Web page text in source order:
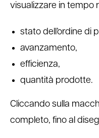
visualizzare in tempo
stato dell’ordine di
avanzamento,
efficienza,
quantità prodotte.
Cliccando sulla
completo, fino al